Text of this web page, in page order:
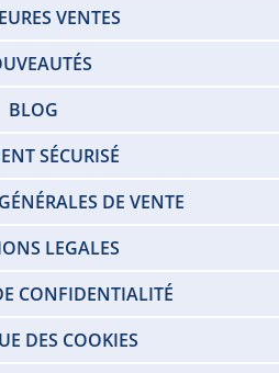
VENTES
BLOG
SÉCURISÉ
DE VENTE
LEGALES
CONFIDENTIALITÉ
DES COOKIES